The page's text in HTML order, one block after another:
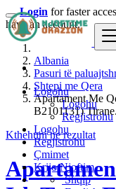
Logohu
Logohu
Regjistrohu
Logohu
Regjistrohu
Çmimet
Krijo Njoftim
Shqip
Login for faster
have an account.
Albania
Pasuri të
Shtepi me Qera
Apartament Me
B2101131) Tirane.
Kthehuni ne rezultat